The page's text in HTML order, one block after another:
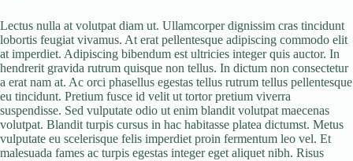
Lectus nulla at volutpat diam ut. Ullamcorper dignissim cras tincidunt
lobortis feugiat vivamus. At erat pellentesque adipiscing commodo elit
at imperdiet. Adipiscing bibendum est ultricies integer quis auctor. In
hendrerit gravida rutrum quisque non tellus. In dictum non consectetur
a erat nam at. Ac orci phasellus egestas tellus rutrum tellus pellentesque
eu tincidunt. Pretium fusce id velit ut tortor pretium viverra
suspendisse. Sed vulputate odio ut enim blandit volutpat maecenas
volutpat. Blandit turpis cursus in hac habitasse platea dictumst. Metus
vulputate eu scelerisque felis imperdiet proin fermentum leo vel. Et
malesuada fames ac turpis egestas integer eget aliquet nibh. Risus